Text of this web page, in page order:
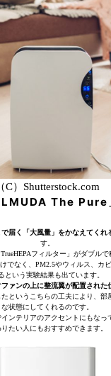
（C）Shutterstock.com
The Pure
届く「大風量」をかなえてくれ
す。
フィルター」がダブル
でなく、PM2.5やウィルス、カ
という実験結果も出ています。
ァンの上に整流翼が配置された
というこちらの工夫により、部
な状態にしてくれるのです。
ンテリアのアクセントにもなっ
たい人にもおすすめできます。